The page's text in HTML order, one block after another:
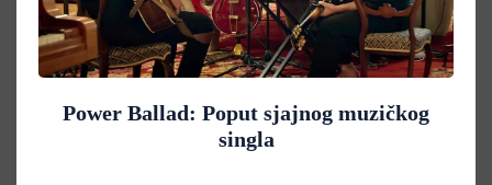
Power Ballad: Poput sjajnog muzičkog
singla